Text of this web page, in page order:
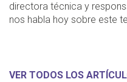
directora técnica y
nos habla hoy sobre este
VER TODOS LOS